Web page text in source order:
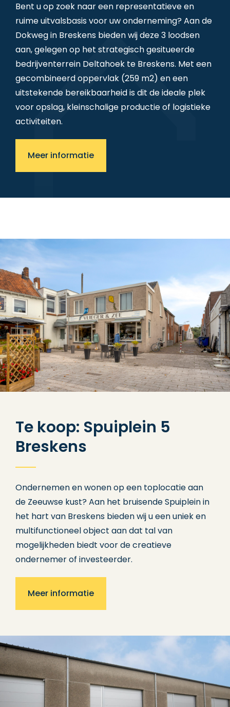
Bent u op zoek naar een representatieve en
ruime uitvalsbasis voor uw onderneming? Aan de
Dokweg in Breskens bieden wij deze 3 loodsen
aan, gelegen op het strategisch gesitueerde
bedrijventerrein Deltahoek te Breskens. Met een
gecombineerd oppervlak (259 m2) en een
uitstekende bereikbaarheid is dit de ideale plek
voor opslag, kleinschalige productie of logistieke
activiteiten.
Meer informatie
Te koop: Spuiplein 5
Breskens
Ondernemen en wonen op een toplocatie aan
de Zeeuwse kust? Aan het bruisende Spuiplein in
het hart van Breskens bieden wij u een uniek en
multifunctioneel object aan dat tal van
mogelijkheden biedt voor de creatieve
ondernemer of investeerder.
Meer informatie